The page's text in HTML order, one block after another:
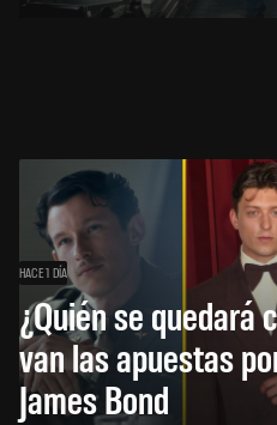
HACE 1 DÍA
¿Quién se quedará
van las apuestas
James Bond